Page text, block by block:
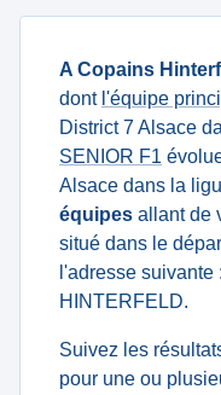
A Copains
dont l'équipe
District 7 Alsace
SENIOR F1
Alsace dans la
équipes allant de
situé dans le
l'adresse
HINTERFELD.
Suivez les
pour une ou